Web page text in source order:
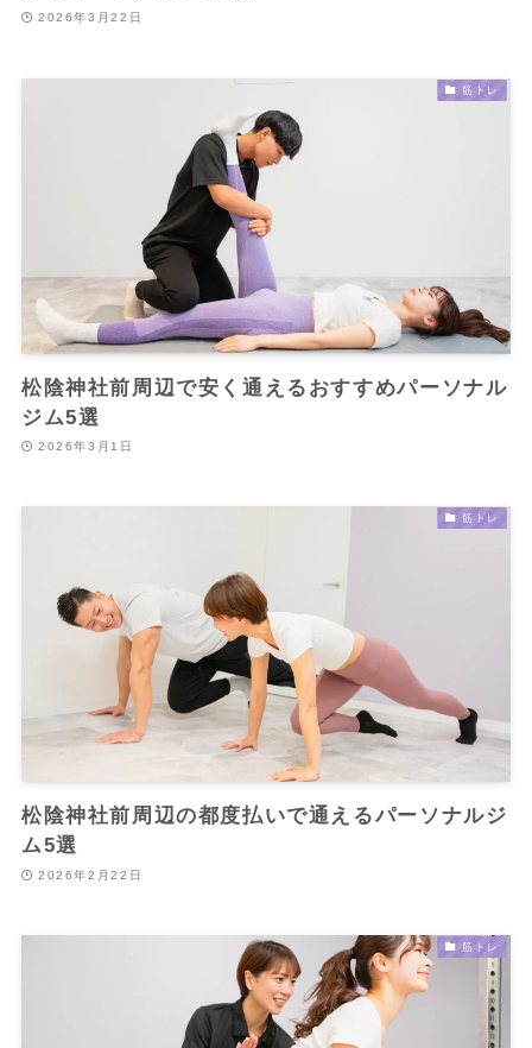
2026年3月22日
筋トレ
松陰神社前周辺で安く通えるおすすめパーソナル
ジム5選
2026年3月1日
筋トレ
松陰神社前周辺の都度払いで通えるパーソナルジ
ム5選
2026年2月22日
筋トレ